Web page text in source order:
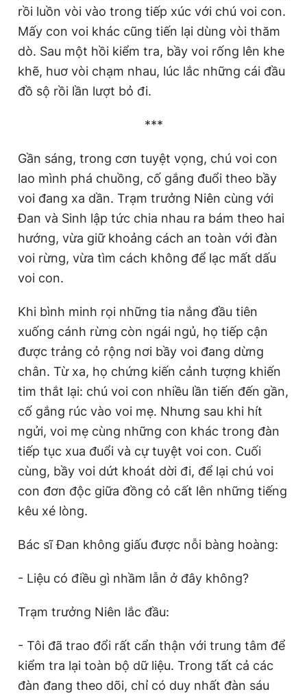
rồi luồn vòi vào trong tiếp xúc với chú voi con.
Mấy con voi khác cũng tiến lại dùng vòi thăm
dò. Sau một hồi kiểm tra, bầy voi rống lên khe
khẽ, huơ vòi chạm nhau, lúc lắc những cái đầu
đồ sộ rồi lần lượt bỏ đi.
***
Gần sáng, trong cơn tuyệt vọng, chú voi con
lao mình phá chuồng, cố gắng đuổi theo bầy
voi đang xa dần. Trạm trưởng Niên cùng với
Đan và Sinh lập tức chia nhau ra bám theo hai
hướng, vừa giữ khoảng cách an toàn với đàn
voi rừng, vừa tìm cách không để lạc mất dấu
voi con.
Khi bình minh rọi những tia nắng đầu tiên
xuống cánh rừng còn ngái ngủ, họ tiếp cận
được trảng cỏ rộng nơi bầy voi đang dừng
chân. Từ xa, họ chứng kiến cảnh tượng khiến
tim thắt lại: chú voi con nhiều lần tiến đến gần,
cố gắng rúc vào voi mẹ. Nhưng sau khi hít
ngửi, voi mẹ cùng những con khác trong đàn
tiếp tục xua đuổi và cự tuyệt voi con. Cuối
cùng, bầy voi dứt khoát dời đi, để lại chú voi
con đơn độc giữa đồng cỏ cất lên những tiếng
kêu xé lòng.
Bác sĩ Đan không giấu được nỗi bàng hoàng:
- Liệu có điều gì nhầm lẫn ở đây không?
Trạm trưởng Niên lắc đầu:
- Tôi đã trao đổi rất cẩn thận với trung tâm để
kiểm tra lại toàn bộ dữ liệu. Trong tất cả các
đàn đang theo dõi, chỉ có duy nhất đàn sáu